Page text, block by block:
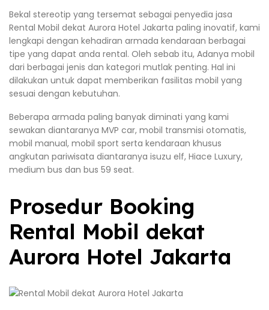
Bekal stereotip yang tersemat sebagai penyedia jasa
Rental Mobil dekat Aurora Hotel Jakarta paling inovatif, kami
lengkapi dengan kehadiran armada kendaraan berbagai
tipe yang dapat anda rental. Oleh sebab itu, Adanya mobil
dari berbagai jenis dan kategori mutlak penting. Hal ini
dilakukan untuk dapat memberikan fasilitas mobil yang
sesuai dengan kebutuhan.
Beberapa armada paling banyak diminati yang kami
sewakan diantaranya MVP car, mobil transmisi otomatis,
mobil manual, mobil sport serta kendaraan khusus
angkutan pariwisata diantaranya isuzu elf, Hiace Luxury,
medium bus dan bus 59 seat.
Prosedur Booking
Rental Mobil dekat
Aurora Hotel Jakarta